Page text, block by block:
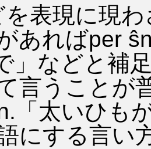
表現に現
あればper
」などと補
言うことが
「太いひも
にする言い